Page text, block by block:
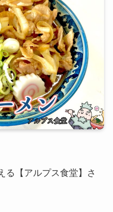
る【アルプス食堂】さ